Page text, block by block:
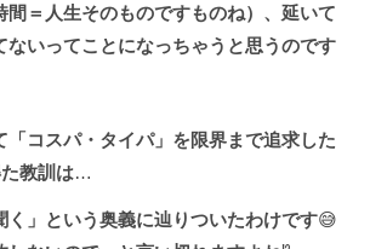
間＝人生そのものですものね）、延いて
ないってことになっちゃうと思うのです
「コスパ・タイパ」を限界まで追求した
教訓は…
く」という奥義に辿りついたわけです😅